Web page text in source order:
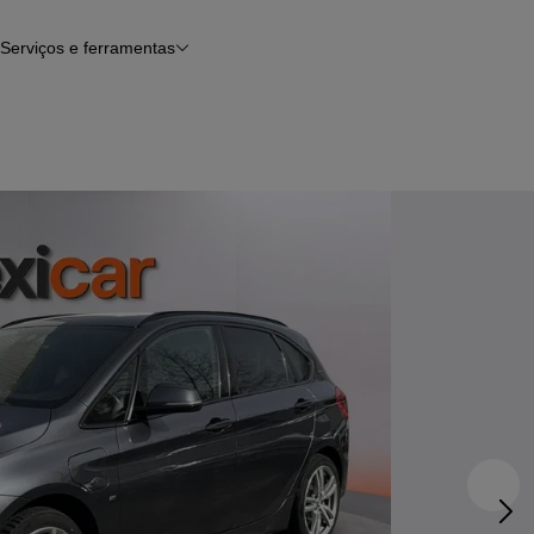
Serviços e ferramentas